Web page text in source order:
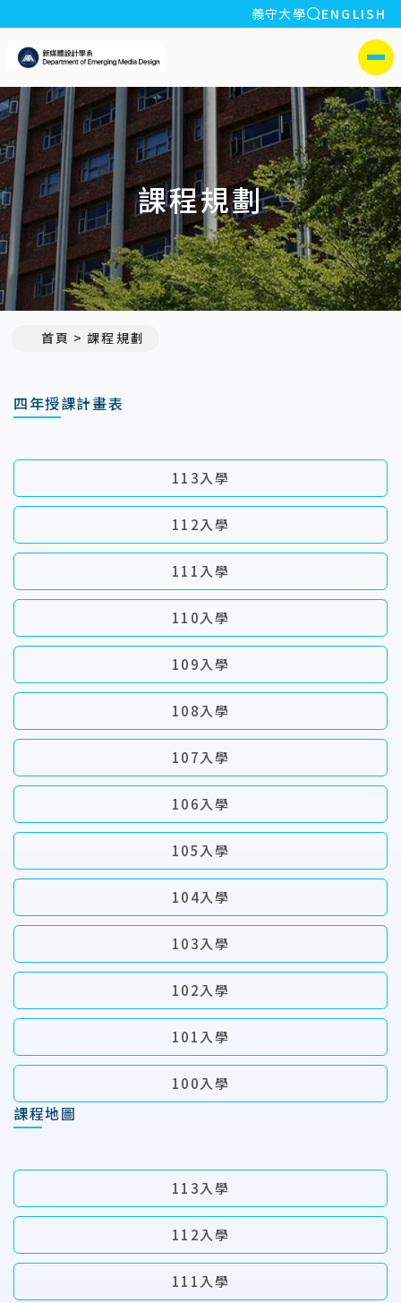
:::
義守大學 全站搜索
ENGLISH
側選單
課程規劃
首頁 課程規劃
四年授課計畫表
113入學
112入學
111入學
110入學
109入學
108入學
107入學
106入學
105入學
104入學
103入學
102入學
101入學
100入學
課程地圖
113入學
112入學
111入學